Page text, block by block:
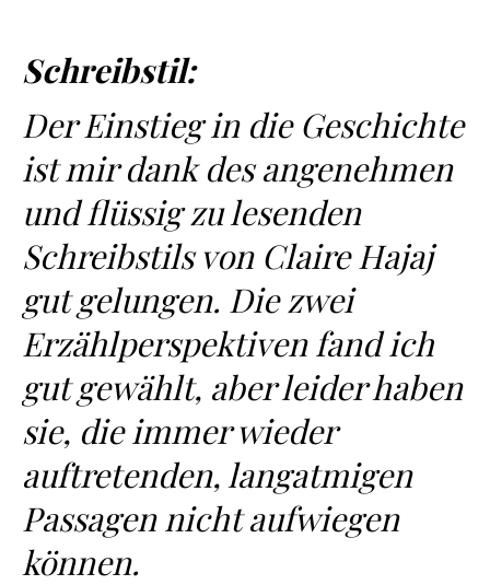
Schreibstil:
Der Einstieg in die Geschichte
ist mir dank des angenehmen
und flüssig zu lesenden
Schreibstils von Claire Hajaj
gut gelungen. Die zwei
Erzählperspektiven fand ich
gut gewählt, aber leider haben
sie, die immer wieder
auftretenden, langatmigen
Passagen nicht aufwiegen
können.